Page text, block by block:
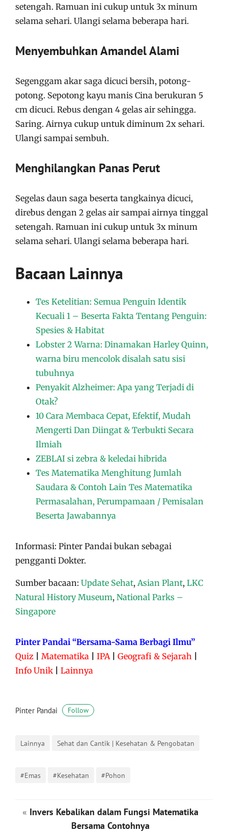
setengah. Ramuan ini cukup untuk 3x minum
selama sehari. Ulangi selama beberapa hari.
Menyembuhkan Amandel Alami
Segenggam akar saga dicuci bersih, potong-
potong. Sepotong kayu manis Cina berukuran 5
cm dicuci. Rebus dengan 4 gelas air sehingga.
Saring. Airnya cukup untuk diminum 2x sehari.
Ulangi sampai sembuh.
Menghilangkan Panas Perut
Segelas daun saga beserta tangkainya dicuci,
direbus dengan 2 gelas air sampai airnya tinggal
setengah. Ramuan ini cukup untuk 3x minum
selama sehari. Ulangi selama beberapa hari.
Bacaan Lainnya
Tes Ketelitian: Semua Penguin Identik
Kecuali 1 – Beserta Fakta Tentang Penguin:
Spesies & Habitat
Lobster 2 Warna: Dinamakan Harley Quinn,
warna biru mencolok disalah satu sisi
tubuhnya
Penyakit Alzheimer: Apa yang Terjadi di
Otak?
10 Cara Membaca Cepat, Efektif, Mudah
Mengerti Dan Diingat & Terbukti Secara
Ilmiah
ZEBLAI si zebra & keledai hibrida
Tes Matematika Menghitung Jumlah
Saudara & Contoh Lain Tes Matematika
Permasalahan, Perumpamaan / Pemisalan
Beserta Jawabannya
Informasi: Pinter Pandai bukan sebagai
pengganti Dokter.
Sumber bacaan: Update Sehat, Asian Plant, LKC
Natural History Museum, National Parks –
Singapore
Pinter Pandai “Bersama-Sama Berbagi Ilmu”
Quiz
Matematika IPA Geografi & Sejarah
Info Unik
Lainnya
Pinter Pandai Follow
Lainnya Sehat dan Cantik | Kesehatan & Pengobatan
#Emas #Kesehatan #Pohon
« Invers Kebalikan dalam Fungsi Matematika
Bersama Contohnya